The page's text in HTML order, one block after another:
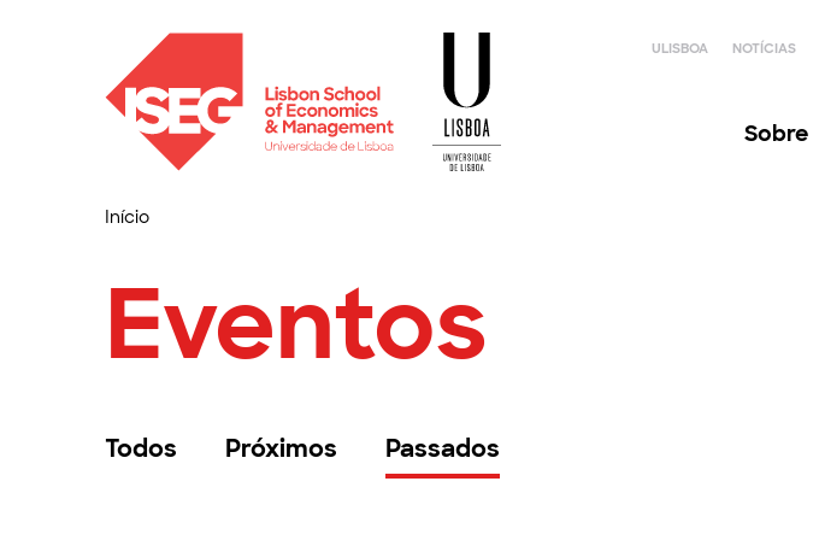
ULISBOA NOTÍCIAS
Sobre
Início
Eventos
Todos Próximos Passados